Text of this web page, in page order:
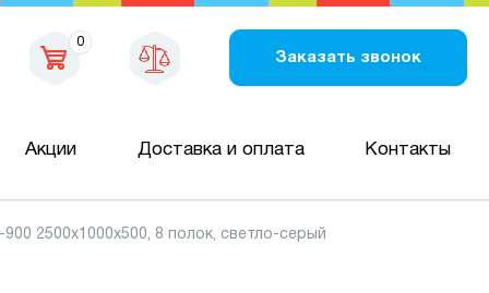
0
Заказать звонок
Акции Доставка и оплата Контакты
2500х1000х500, 8 полок, светло-серый